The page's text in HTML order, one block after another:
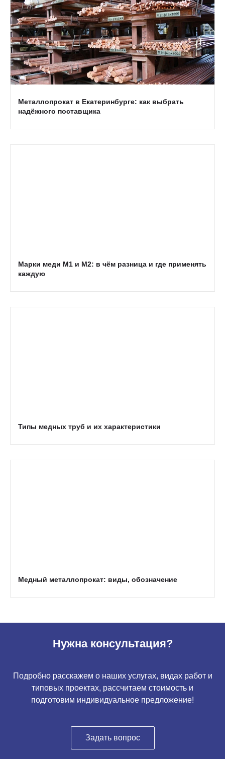
Металлопрокат в Екатеринбурге: как выбрать
надёжного поставщика
Марки меди М1 и М2: в чём разница и где применять
каждую
Типы медных труб и их характеристики
Медный металлопрокат: виды, обозначение
Нужна консультация?
Подробно расскажем о наших услугах, видах работ и
типовых проектах, рассчитаем стоимость и
подготовим индивидуальное предложение!
Задать вопрос